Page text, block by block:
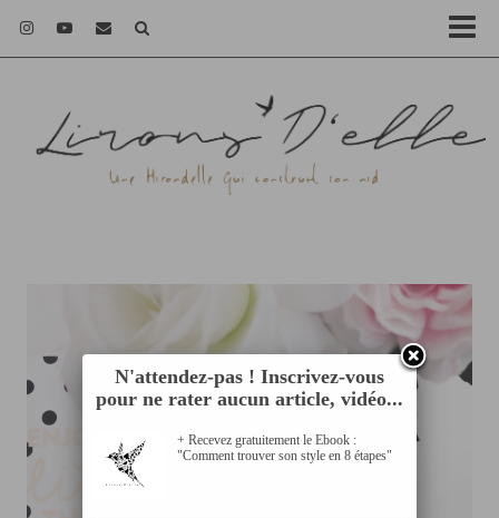
N'attendez-pas ! Inscrivez-vous
pour ne rater aucun article, vidéo...
+ Recevez gratuitement le Ebook :
"Comment trouver son style en 8 étapes"